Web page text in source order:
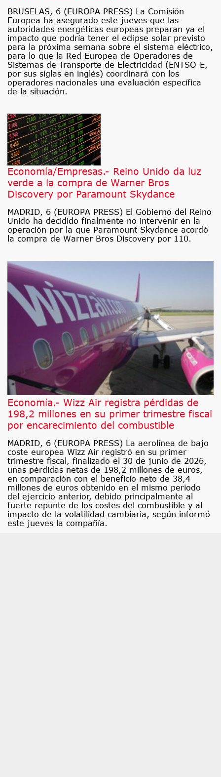
BRUSELAS, 6 (EUROPA PRESS) La Comisión
Europea ha asegurado este jueves que las
autoridades energéticas europeas preparan ya el
impacto que podría tener el eclipse solar previsto
para la próxima semana sobre el sistema eléctrico,
para lo que la Red Europea de Operadores de
Sistemas de Transporte de Electricidad (ENTSO-E,
por sus siglas en inglés) coordinará con los
operadores nacionales una evaluación específica
de la situación.
Economía/Empresas.- Reino Unido da luz
verde a la compra de Warner Bros
Discovery por Paramount Skydance
MADRID, 6 (EUROPA PRESS) El Gobierno del Reino
Unido ha decidido finalmente no intervenir en la
operación por la que Paramount Skydance acordó
la compra de Warner Bros Discovery por 110.
Economía.- Wizz Air registra pérdidas de
198,2 millones en su primer trimestre fiscal
por encarecimiento del combustible
MADRID, 6 (EUROPA PRESS) La aerolínea de bajo
coste europea Wizz Air registró en su primer
trimestre fiscal, finalizado el 30 de junio de 2026,
unas pérdidas netas de 198,2 millones de euros,
en comparación con el beneficio neto de 38,4
millones de euros obtenido en el mismo periodo
del ejercicio anterior, debido principalmente al
fuerte repunte de los costes del combustible y al
impacto de la volatilidad cambiaria, según informó
este jueves la compañía.